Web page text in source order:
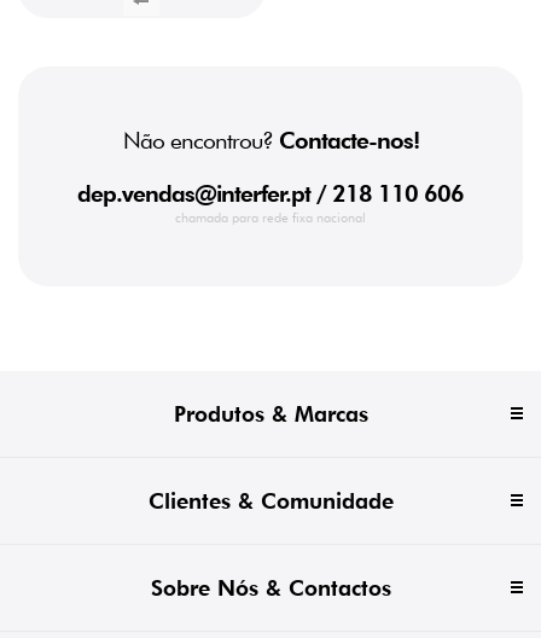
Não encontrou? Contacte-nos!
dep.vendas@interfer.pt/ 218 110 606
chamada para rede fixa nacional
Produtos & Marcas
Clientes & Comunidade
Sobre Nós & Contactos